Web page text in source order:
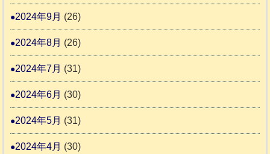
2024年9月 (26)
2024年8月 (26)
2024年7月 (31)
2024年6月 (30)
2024年5月 (31)
2024年4月 (30)